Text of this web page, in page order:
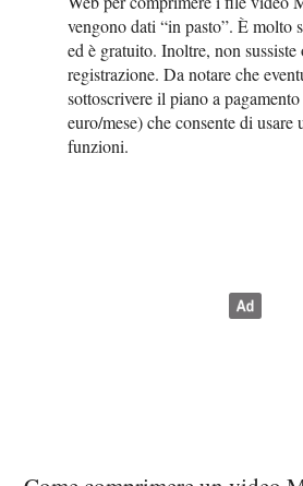
vengono dati “in pasto”. È molto
ed è gratuito. Inoltre, non
registrazione. Da notare che
sottoscrivere il piano a
euro/mese) che consente di
funzioni.